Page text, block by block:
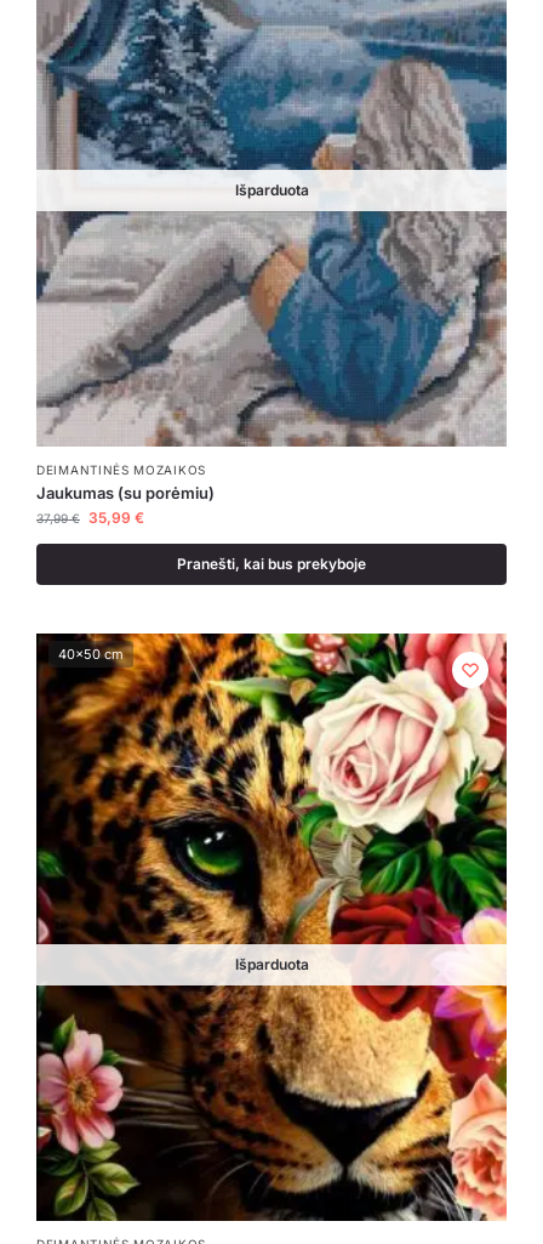
Išparduota
DEIMANTINĖS MOZAIKOS
Jaukumas (su porėmiu)
37,99€ 35,99 €
Pranešti, kai bus prekyboje
40x50 cm
Išparduota